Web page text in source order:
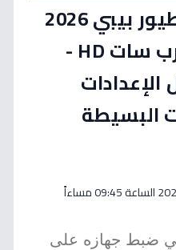
حصري: تردد قناة طيور بيبي 2026
على نايل سات وعرب سات HD -
البسيطة
ضبط جهازه على